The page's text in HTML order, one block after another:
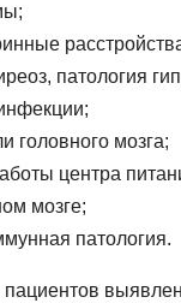
патология
головного мозга;
центра
мозге;
патология.